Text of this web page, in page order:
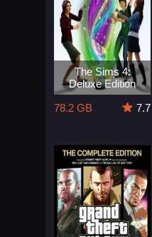
The Sims 4:
Deluxe Edition
78.2 GB
7.7